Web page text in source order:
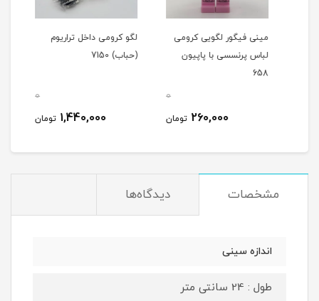
مینی فیگور لگویی کرومی
لباس پرنسسی با پاپیون
658
260,000 تومان
لگو کرومی داخل تراریوم
(حباب) 7150
1,440,000 تومان
مشخصات دیدگاه‌ها
اندازه سینی
طول : 24 سانتی متر